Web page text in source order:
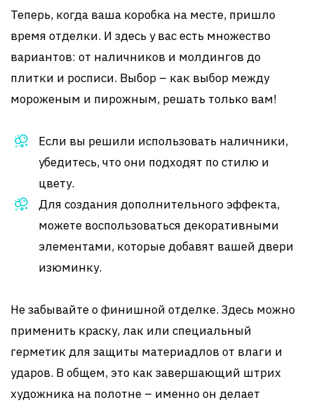
Теперь, когда ваша коробка на месте, пришло
время отделки. И здесь у вас есть множество
вариантов: от наличников и молдингов до
плитки и росписи. Выбор – как выбор между
мороженым и пирожным, решать только вам!
Если вы решили использовать наличники,
убедитесь, что они подходят по стилю и
цвету.
Для создания дополнительного эффекта,
можете воспользоваться декоративными
элементами, которые добавят вашей двери
изюминку.
Не забывайте о финишной отделке. Здесь можно
применить краску, лак или специальный
герметик для защиты материадлов от влаги и
ударов. В общем, это как завершающий штрих
художника на полотне – именно он делает